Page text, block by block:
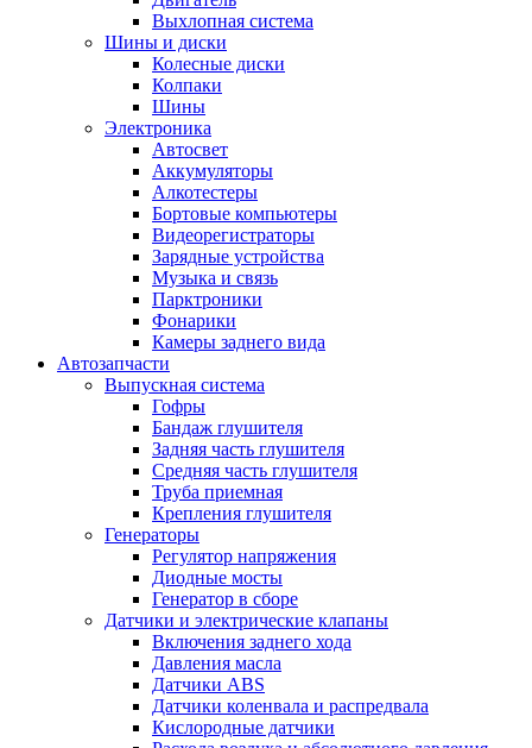
Выхлопная система
Шины и диски
Колесные диски
Колпаки
Шины
Электроника
Автосвет
Аккумуляторы
Алкотестеры
Бортовые компьютеры
Видеорегистраторы
Зарядные устройства
Музыка и связь
Парктроники
Фонарики
Камеры заднего вида
Автозапчасти
Выпускная система
Гофры
Бандаж глушителя
Задняя часть глушителя
Средняя часть глушителя
Труба приемная
Крепления глушителя
Генераторы
Регулятор напряжения
Диодные мосты
Генератор в сборе
Датчики и электрические клапаны
Включения заднего хода
Давления масла
Датчики ABS
Датчики коленвала и распредвала
Кислородные датчики